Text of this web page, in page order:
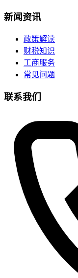
新闻资讯
政策解读
财税知识
工商服务
常见问题
联系我们